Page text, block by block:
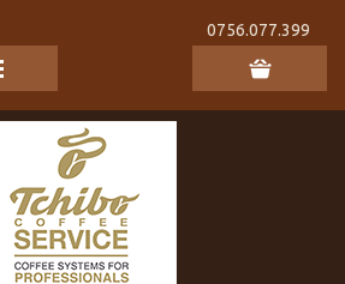
0756.077.399